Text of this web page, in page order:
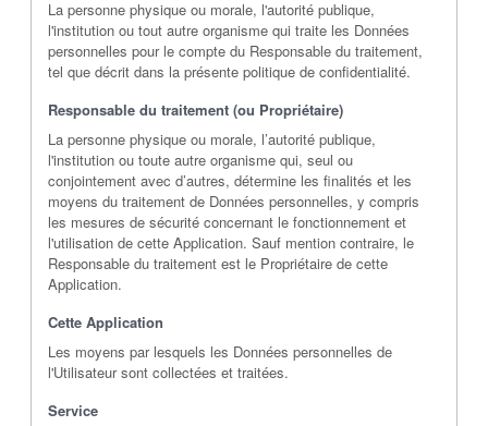
La personne physique ou morale, l'autorité publique,
l'institution ou tout autre organisme qui traite les Données
personnelles pour le compte du Responsable du traitement,
tel que décrit dans la présente politique de confidentialité.
Responsable du traitement (ou Propriétaire)
La personne physique ou morale, l’autorité publique,
l'institution ou toute autre organisme qui, seul ou
conjointement avec d’autres, détermine les finalités et les
moyens du traitement de Données personnelles, y compris
les mesures de sécurité concernant le fonctionnement et
l'utilisation de cette Application. Sauf mention contraire, le
Responsable du traitement est le Propriétaire de cette
Application.
Cette Application
Les moyens par lesquels les Données personnelles de
l'Utilisateur sont collectées et traitées.
Service